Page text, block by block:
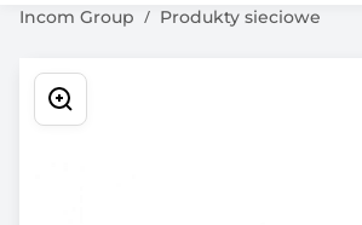
Incom Group Produkty sieciowe